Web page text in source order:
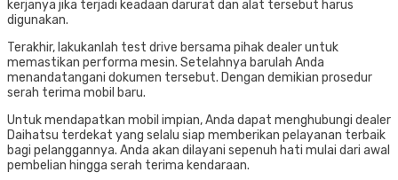
kerjanya jika terjadi keadaan darurat dan alat tersebut harus
digunakan.
Terakhir, lakukanlah test drive bersama pihak dealer untuk
memastikan performa mesin. Setelahnya barulah Anda
menandatangani dokumen tersebut. Dengan demikian prosedur
serah terima mobil baru.
Untuk mendapatkan mobil impian, Anda dapat menghubungi dealer
Daihatsu terdekat yang selalu siap memberikan pelayanan terbaik
bagi pelanggannya. Anda akan dilayani sepenuh hati mulai dari awal
pembelian hingga serah terima kendaraan.